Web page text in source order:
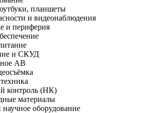
планшеты
и видеонаблюдения
и периферия
и СКУД
АВ
контроль (НК)
материалы
оборудование